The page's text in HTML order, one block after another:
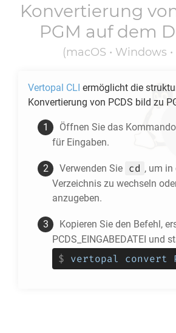
Konvertierung
PGM auf dem
(macOS • Windows
Vertopal CLI ermöglicht die
Konvertierung von PCDS bild zu
Öffnen Sie das
für Eingaben.
Verwenden Sie cd , um in
Verzeichnis zu wechseln
anzugeben.
Kopieren Sie den Befehl,
PCDS_EINGABEDATEI und
$ vertopal convert